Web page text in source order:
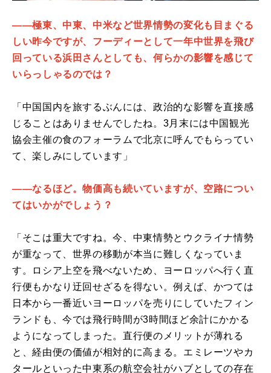
――極東、中東、中米など世界情勢の変化も目まぐる
しい昨今ですが、フーディーとして一年中世界を飛び
回っている浜田さんとしても、何らかの影響を感じて
いらっしゃるのでは？
「中国国内を旅するぶんには、政治的な影響を直接感
じることはありませんでしたね。3月末には中国観光
協会主催の食のフォーラムで北京に呼んでもらってい
て、楽しみにしています」
――なるほど。物価高も続いていますが、空路につい
てはいかがでしょう？
「そこは重大ですね。今、中東情勢とウクライナ情勢
が重なって、世界の移動が本当に難しくなっていま
す。ロシア上空を飛べないため、ヨーロッパへ行く直
行便もかなり迂回せざるを得ない。例えば、かつては
日本から一番近いヨーロッパを売りにしていたフィン
ランドも、今では飛行時間が3時間ほど余計にかかる
ようになってしまった。直行便のメリットが薄れる
と、経由便の価値が相対的に高まる。エミレーツやカ
タールといった中東系の航空会社がハブとしての存在